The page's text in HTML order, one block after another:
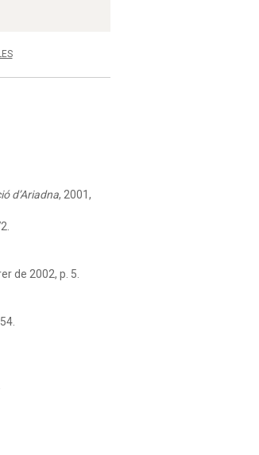
d’Ariadna, 2001,
de 2002, p. 5.